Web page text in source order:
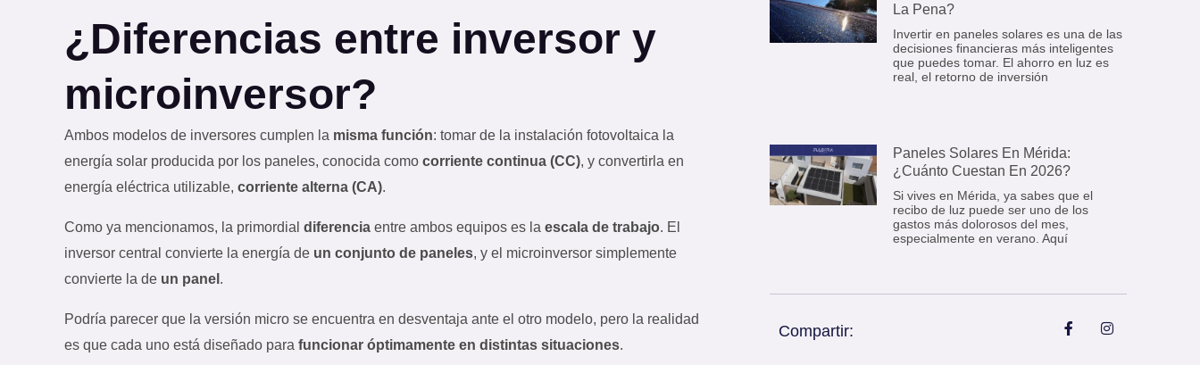
¿Diferencias entre inversor y
microinversor?
Ambos modelos de inversores cumplen la misma función: tomar de la instalación fotovoltaica la
energía solar producida por los paneles, conocida como corriente continua (CC), y convertirla en
energía eléctrica utilizable, corriente alterna (CA).
Como ya mencionamos, la primordial diferencia entre ambos equipos es la escala de trabajo. El
inversor central convierte la energía de un conjunto de paneles, y el microinversor simplemente
convierte la de un panel .
Podría parecer que la versión micro se encuentra en desventaja ante el otro modelo, pero la realidad
es que cada uno está diseñado para funcionar óptimamente en distintas situaciones.
La Pena?
Invertir en paneles solares es una de las
decisiones financieras más inteligentes
que puedes tomar. El ahorro en luz es
real, el retorno de inversión
Paneles Solares En Mérida:
¿Cuánto Cuestan En 2026?
Si vives en Mérida, ya sabes que el
recibo de luz puede ser uno de los
gastos más dolorosos del mes,
especialmente en verano. Aquí
Compartir: